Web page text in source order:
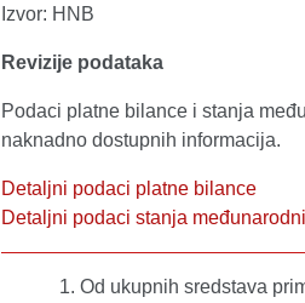
Izvor: HNB
Revizije podataka
Podaci platne bilance i stanja
naknadno dostupnih informacija.
Detaljni podaci platne bilance
Detaljni podaci stanja
Od ukupnih sredstava